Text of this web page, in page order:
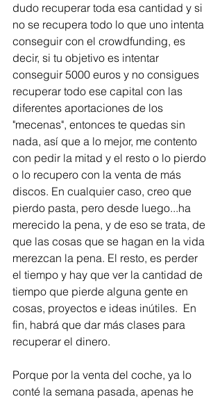
dudo recuperar toda esa cantidad y si
no se recupera todo lo que uno intenta
conseguir con el crowdfunding, es
decir, si tu objetivo es intentar
conseguir 5000 euros y no consigues
recuperar todo ese capital con las
diferentes aportaciones de los
"mecenas", entonces te quedas sin
nada, así que a lo mejor, me contento
con pedir la mitad y el resto o lo pierdo
o lo recupero con la venta de más
discos. En cualquier caso, creo que
pierdo pasta, pero desde luego...ha
merecido la pena, y de eso se trata, de
que las cosas que se hagan en la vida
merezcan la pena. El resto, es perder
el tiempo y hay que ver la cantidad de
tiempo que pierde alguna gente en
cosas, proyectos e ideas inútiles.  En
fin, habrá que dar más clases para
recuperar el dinero.
Porque por la venta del coche, ya lo
conté la semana pasada, apenas he